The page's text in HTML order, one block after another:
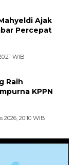
Ajak
Percepat
WIB
Raih
KPPN
2026, 20:10 WIB